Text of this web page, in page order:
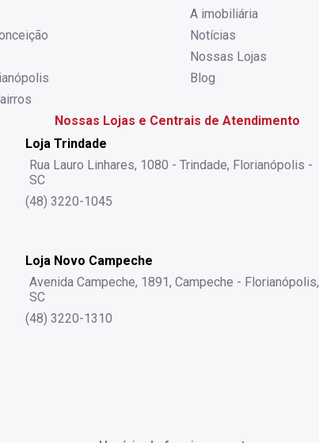
A imobiliária
Notícias
Nossas Lojas
Blog
Nossas Lojas e Centrais de Atendimento
Loja Trindade
Rua Lauro Linhares, 1080 - Trindade, Florianópolis -
SC
(48) 3220-1045
Loja Novo Campeche
Avenida Campeche, 1891, Campeche - Florianópolis,
SC
(48) 3220-1310